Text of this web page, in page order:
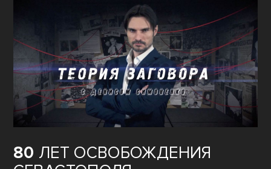
80 ЛЕТ ОСВОБОЖДЕНИЯ